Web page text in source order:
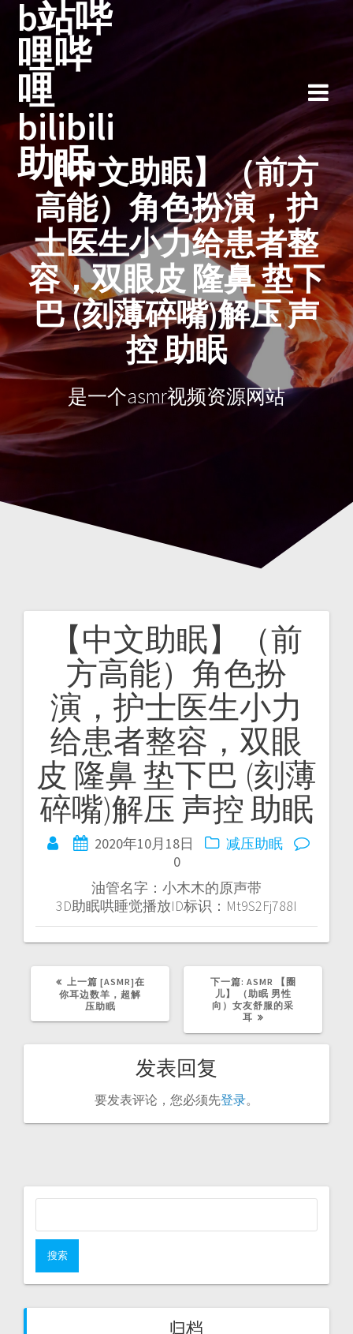
内
b站哔
哩哔
哩
bilibili
助眠
【中文助眠】（前方
高能）角色扮演，护
士医生小力给患者整
容，双眼皮 隆鼻 垫下
巴 (刻薄碎嘴)解压 声
控 助眠
是一个asmr视频资源网站
【中文助眠】（前
方高能）角色扮
演，护士医生小力
给患者整容，双眼
皮 隆鼻 垫下巴 (刻薄
碎嘴)解压 声控 助眠
2020年10月18日
减压助眠
0
油管名字：小木木的原声带
3D助眠哄睡觉播放ID标识：Mt9S2Fj788I
章
导
航
上一篇 上
篇
文
[ASMR]在
你耳边数羊，超解
压助眠
下一篇: 下
篇
文
章：
ASMR 【圈
儿】 （助眠 男性
向）女友舒服的采
耳
发表回复
要发表评论，您必须先登录。
归档